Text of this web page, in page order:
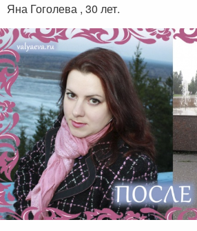
Яна Гоголева , 30 лет.